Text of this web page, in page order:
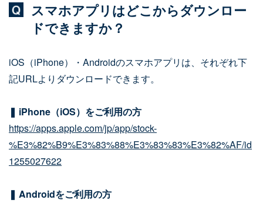
スマホアプリはどこからダウンロー
ドできますか？
iOS（iPhone）・Androidのスマホアプリは、それぞれ下
記URLよりダウンロードできます。
❚ iPhone（iOS）をご利用の方
https://apps.apple.com/jp/app/stock-
%E3%82%B9%E3%83%88%E3%83%83%E3%82%AF/id
1255027622
❚ Androidをご利用の方